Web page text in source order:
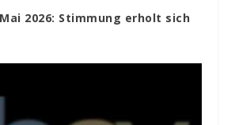
2026: Stimmung erholt sich